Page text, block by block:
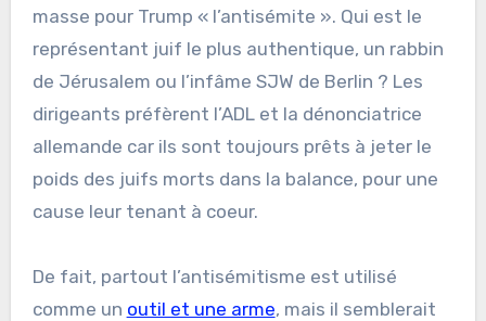
masse pour Trump « l’antisémite ». Qui est le
représentant juif le plus authentique, un rabbin
de Jérusalem ou l’infâme SJW de Berlin ? Les
dirigeants préfèrent l’ADL et la dénonciatrice
allemande car ils sont toujours prêts à jeter le
poids des juifs morts dans la balance, pour une
cause leur tenant à coeur.
De fait, partout l’antisémitisme est utilisé
comme un outil et une arme, mais il semblerait